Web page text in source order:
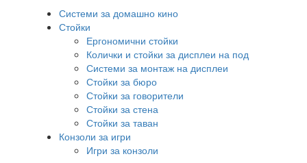
Системи за домашно кино
Стойки
Ергономични стойки
Колички и стойки за дисплеи на под
Системи за монтаж на дисплеи
Стойки за бюро
Стойки за говорители
Стойки за стена
Стойки за таван
Конзоли за игри
Игри за конзоли